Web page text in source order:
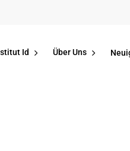
Id Über Uns